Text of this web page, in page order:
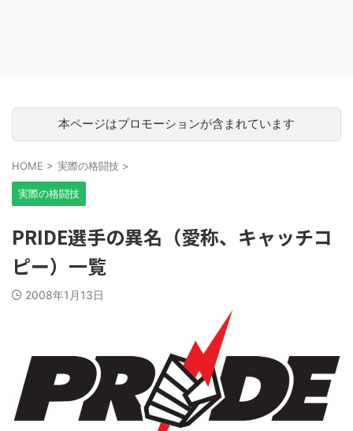
本ページはプロモーションが含まれています
HOME > 実際の格闘技 >
実際の格闘技
PRIDE選手の異名（愛称、キャッチコ
ピー）一覧
2008年1月13日